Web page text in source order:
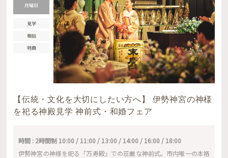
月曜日
見学
相談
特典
【伝統・文化を大切にしたい方へ】 伊勢神宮の神様
を祀る神殿見学 神前式・和婚フェア
時間 : 2時間制 10:00 / 11:00 / 13:00 / 14:00 / 16:00 / 18:00
伊勢神宮の神様を祀る「万寿殿」での荘厳な神前式。市内唯一の本格